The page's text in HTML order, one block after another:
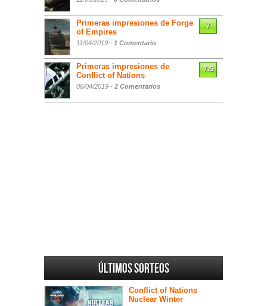
Primeras impresiones de Forge
of Empires
11/04/2019 - 1 Comentario
7
Primeras impresiones de
Conflict of Nations
06/04/2019 - 2 Comentarios
7.5
Últimos sorteos
Conflict of Nations
Nuclear Winter